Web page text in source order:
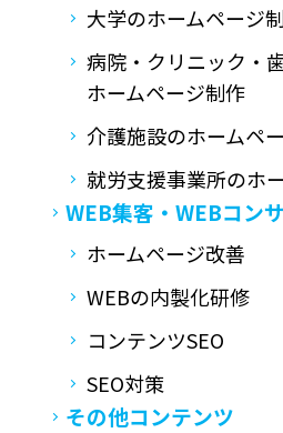
大学のホームページ
病院・クリニック・
ホームページ制作
介護施設のホームペ
就労支援事業所のホ
WEB集客・ WEBコン
ホームページ改善
WEBの内製化研修
コンテンツSEO
SEO対策
その他コンテンツ